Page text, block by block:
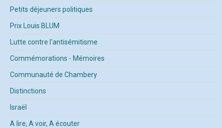
Petits déjeuners politiques
Prix Louis BLUM
Lutte contre l'antisémitisme
Commémorations - Mémoires
Communauté de Chambery
Distinctions
Israël
A lire, A voir, A écouter